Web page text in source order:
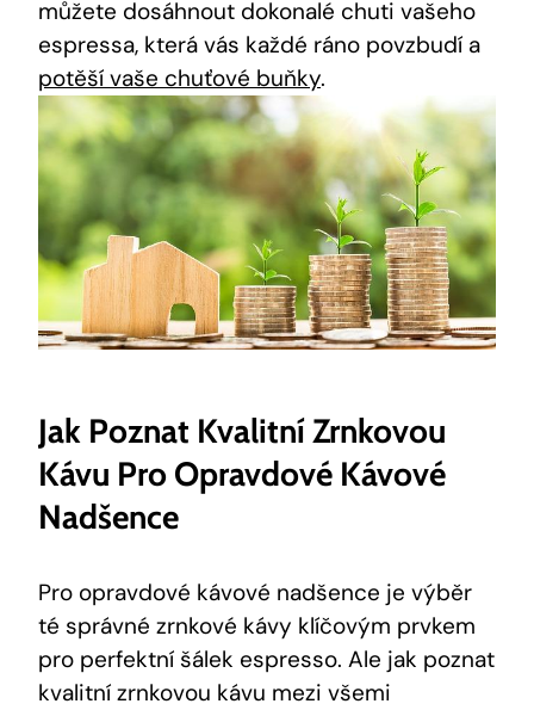
můžete dosáhnout dokonalé chuti vašeho
espressa, která vás každé ráno povzbudí a
potěší vaše chuťové buňky.
Jak Poznat Kvalitní Zrnkovou
Kávu Pro Opravdové Kávové
Nadšence
Pro opravdové kávové nadšence je výběr
té správné zrnkové kávy klíčovým prvkem
pro perfektní šálek espresso. Ale jak poznat
kvalitní zrnkovou kávu mezi všemi